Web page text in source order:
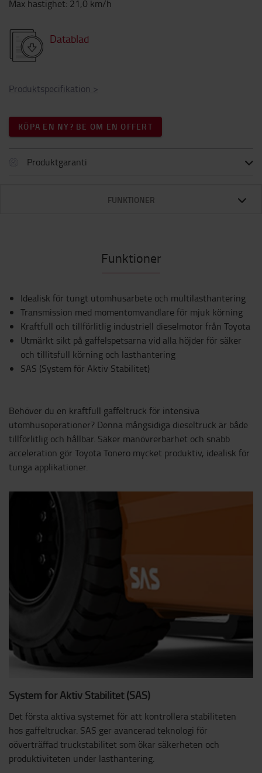
Max hastighet: 21,0 km/h
Datablad
Produktspecifikation >
KÖPA EN NY? BE OM EN OFFERT
Produktgaranti
FUNKTIONER
Funktioner
Idealisk för tungt utomhusarbete och multilasthantering
Transmission med momentomvandlare för mjuk körning
Kraftfull och tillförlitlig industriell dieselmotor från Toyota
Utmärkt sikt på gaffelspetsarna vid alla höjder för säker
och tillitsfull körning och lasthantering
SAS (System för Aktiv Stabilitet)
Behöver du en kraftfull gaffeltruck för intensiva
utomhusoperationer? Denna mångsidiga dieseltruck är både
tillförlitlig och hållbar. Säker manövrerbarhet och snabb
acceleration gör Toyota Tonero mycket produktiv, idealisk för
tunga applikationer.
System för Aktiv Stabilitet (SAS)
Det första aktiva systemet för att kontrollera stabiliteten
hos gaffeltruckar. SAS ger avancerad teknologi för
oöverträffad truckstabilitet som ökar säkerheten och
produktiviteten under lasthantering.